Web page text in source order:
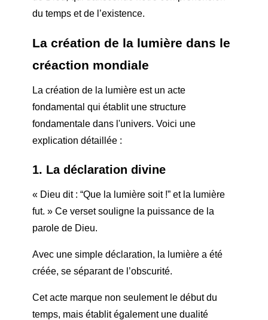
du temps et de l’existence.
La création de la lumière dans le
créaction mondiale
La création de la lumière est un acte
fondamental qui établit une structure
fondamentale dans l'univers. Voici une
explication détaillée :
1. La déclaration divine
« Dieu dit : “Que la lumière soit !” et la lumière
fut. » Ce verset souligne la puissance de la
parole de Dieu.
Avec une simple déclaration, la lumière a été
créée, se séparant de l’obscurité.
Cet acte marque non seulement le début du
temps, mais établit également une dualité